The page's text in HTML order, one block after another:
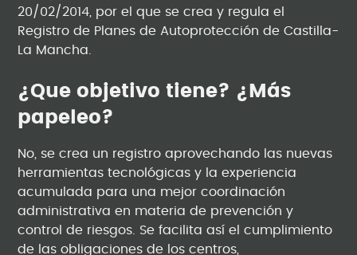
20/02/2014, por el que se crea y regula el
Registro de Planes de Autoprotección de Castilla-
La Mancha.
¿Que objetivo tiene? ¿Más
papeleo?
No, se crea un registro aprovechando las nuevas
herramientas tecnológicas y la experiencia
acumulada para una mejor coordinación
administrativa en materia de prevención y
control de riesgos. Se facilita así el cumplimiento
de las obligaciones de los centros,